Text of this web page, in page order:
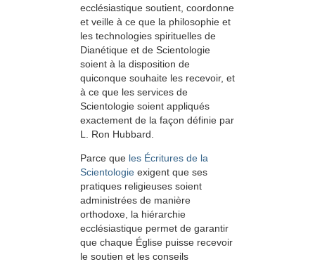
ecclésiastique soutient, coordonne
et veille à ce que la philosophie et
les technologies spirituelles de
Dianétique et de Scientologie
soient à la disposition de
quiconque souhaite les recevoir, et
à ce que les services de
Scientologie soient appliqués
exactement de la façon définie par
L. Ron Hubbard.
Parce que les Écritures de la
Scientologie exigent que ses
pratiques religieuses soient
administrées de manière
orthodoxe, la hiérarchie
ecclésiastique permet de garantir
que chaque Église puisse recevoir
le soutien et les conseils